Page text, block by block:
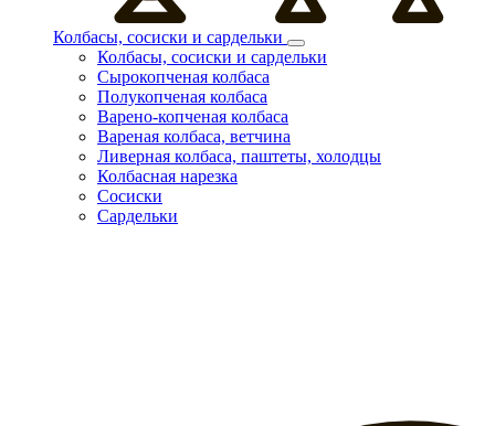
Колбасы, сосиски и сардельки
Колбасы, сосиски и сардельки
Сырокопченая колбаса
Полукопченая колбаса
Варено-копченая колбаса
Вареная колбаса, ветчина
Ливерная колбаса, паштеты, холодцы
Колбасная нарезка
Сосиски
Сардельки